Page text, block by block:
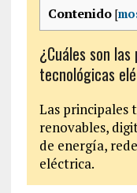
Contenido [
¿Cuáles son
tecnológicas
Las principales
renovables,
de energía,
eléctrica.